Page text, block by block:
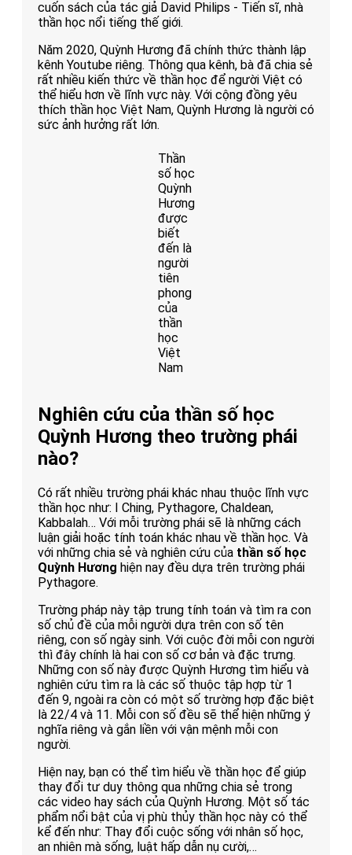
cuốn sách của tác giả David Philips - Tiến sĩ, nhà
thần học nổi tiếng thế giới.
Năm 2020, Quỳnh Hương đã chính thức thành lập
kênh Youtube riêng. Thông qua kênh, bà đã chia sẻ
rất nhiều kiến thức về thần học để người Việt có
thể hiểu hơn về lĩnh vực này. Với cộng đồng yêu
thích thần học Việt Nam, Quỳnh Hương là người có
sức ảnh hưởng rất lớn.
Thần
số học
Quỳnh
Hương
được
biết
đến là
người
tiên
phong
của
thần
học
Việt
Nam
Nghiên cứu của thần số học
Quỳnh Hương theo trường phái
nào?
Có rất nhiều trường phái khác nhau thuộc lĩnh vực
thần học như: I Ching, Pythagore, Chaldean,
Kabbalah… Với mỗi trường phái sẽ là những cách
luận giải hoặc tính toán khác nhau về thần học. Và
với những chia sẻ và nghiên cứu của thần số học
Quỳnh Hương hiện nay đều dựa trên trường phái
Pythagore.
Trường pháp này tập trung tính toán và tìm ra con
số chủ đề của mỗi người dựa trên con số tên
riêng, con số ngày sinh. Với cuộc đời mỗi con người
thì đây chính là hai con số cơ bản và đặc trưng.
Những con số này được Quỳnh Hương tìm hiểu và
nghiên cứu tìm ra là các số thuộc tập hợp từ 1
đến 9, ngoài ra còn có một số trường hợp đặc biệt
là 22/4 và 11. Mỗi con số đều sẽ thể hiện những ý
nghĩa riêng và gắn liền với vận mệnh mỗi con
người.
Hiện nay, bạn có thể tìm hiểu về thần học để giúp
thay đổi tư duy thông qua những chia sẻ trong
các video hay sách của Quỳnh Hương. Một số tác
phẩm nổi bật của vị phù thủy thần học này có thể
kể đến như: Thay đổi cuộc sống với nhân số học,
an nhiên mà sống, luật hấp dẫn nụ cười,…